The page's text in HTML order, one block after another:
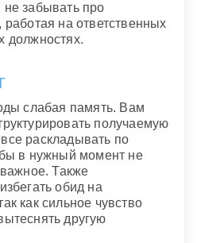
забывать про
работая на ответственных
должностях.
слабая память. Вам
получаемую
раскладывать по
в нужный момент не
Также
обид на
как сильное чувство
другую